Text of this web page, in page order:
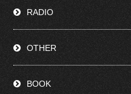
RADIO
OTHER
BOOK